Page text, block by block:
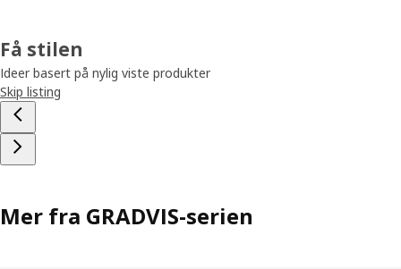
Få stilen
Ideer basert på nylig viste produkter
Skip listing
Mer fra GRADVIS-serien